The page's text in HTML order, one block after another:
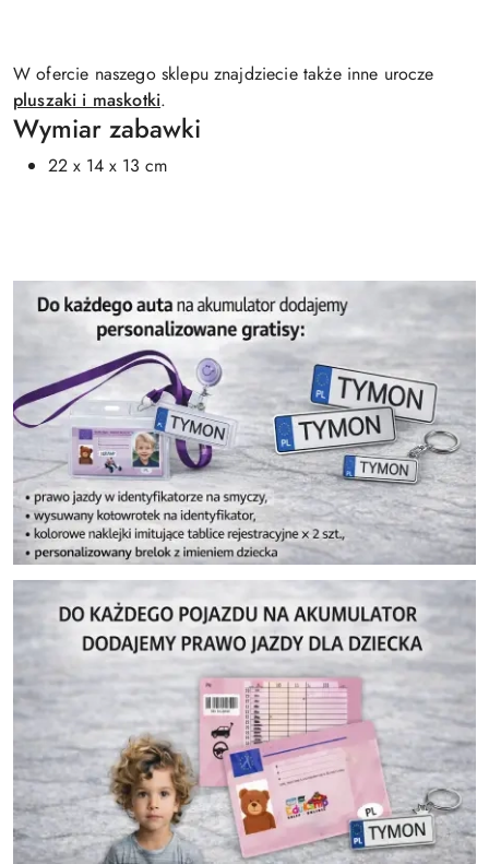
W ofercie naszego sklepu znajdziecie także inne urocze
pluszaki i maskotki.
Wymiar zabawki
22 x 14 x 13 cm